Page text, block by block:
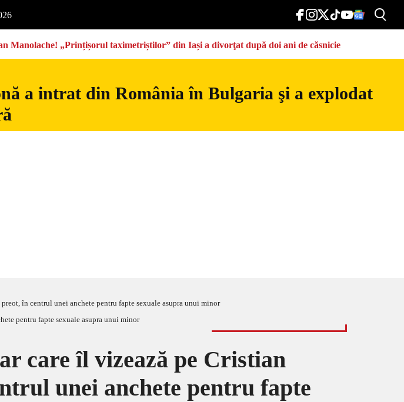
Manolache! „Prințișorul taximetriștilor” din Iași a divorţat după doi ani de căsnicie
a intrat din România în Bulgaria şi a explodat
în centrul unei anchete pentru fapte sexuale asupra unui minor
care îl vizează pe Cristian
unei anchete pentru fapte